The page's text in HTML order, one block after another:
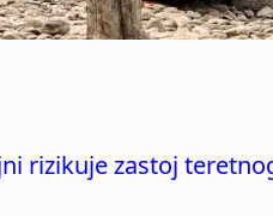
rizikuje zastoj